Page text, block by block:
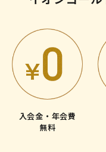
入会金・年会費
無料